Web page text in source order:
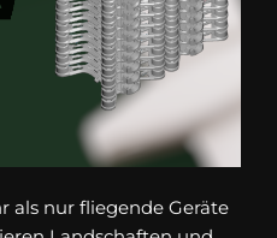
als nur fliegende Geräte